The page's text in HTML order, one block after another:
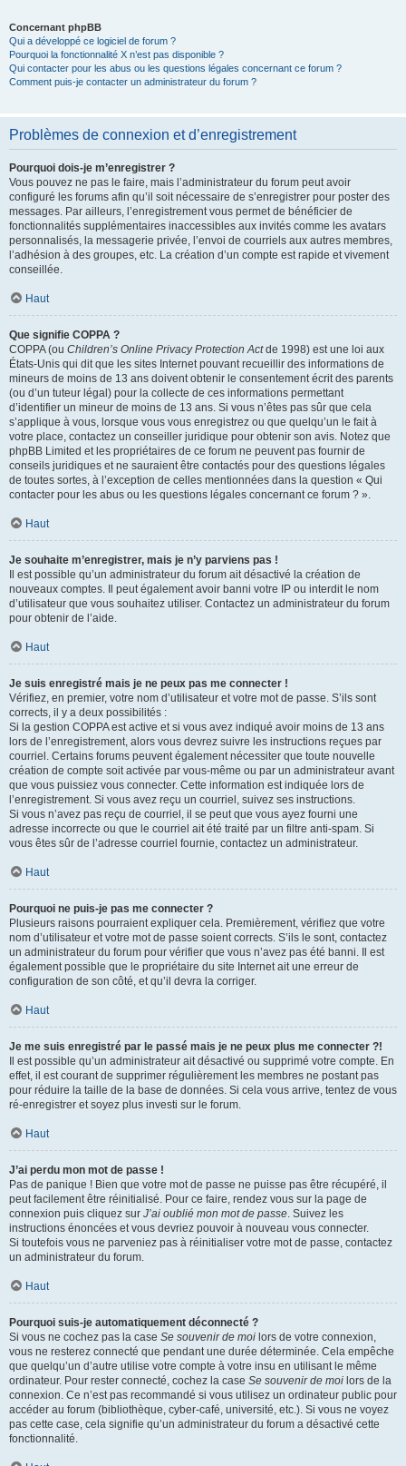
Concernant phpBB
Qui a développé ce logiciel de forum ?
Pourquoi la fonctionnalité X n’est pas disponible ?
Qui contacter pour les abus ou les questions légales concernant ce forum ?
Comment puis-je contacter un administrateur du forum ?
Problèmes de connexion et d’enregistrement
Pourquoi dois-je m’enregistrer ?
Vous pouvez ne pas le faire, mais l’administrateur du forum peut avoir
configuré les forums afin qu’il soit nécessaire de s’enregistrer pour poster des
messages. Par ailleurs, l’enregistrement vous permet de bénéficier de
fonctionnalités supplémentaires inaccessibles aux invités comme les avatars
personnalisés, la messagerie privée, l’envoi de courriels aux autres membres,
l’adhésion à des groupes, etc. La création d’un compte est rapide et vivement
conseillée.
Haut
Que signifie COPPA ?
COPPA (ou Children’s Online Privacy Protection Actde 1998) est une loi aux
États-Unis qui dit que les sites Internet pouvant recueillir des informations de
mineurs de moins de 13 ans doivent obtenir le consentement écrit des parents
(ou d’un tuteur légal) pour la collecte de ces informations permettant
d’identifier un mineur de moins de 13 ans. Si vous n’êtes pas sûr que cela
s’applique à vous, lorsque vous vous enregistrez ou que quelqu’un le fait à
votre place, contactez un conseiller juridique pour obtenir son avis. Notez que
phpBB Limited et les propriétaires de ce forum ne peuvent pas fournir de
conseils juridiques et ne sauraient être contactés pour des questions légales
de toutes sortes, à l’exception de celles mentionnées dans la question « Qui
contacter pour les abus ou les questions légales concernant ce forum ? ».
Haut
Je souhaite m’enregistrer, mais je n’y parviens pas !
Il est possible qu’un administrateur du forum ait désactivé la création de
nouveaux comptes. Il peut également avoir banni votre IP ou interdit le nom
d’utilisateur que vous souhaitez utiliser. Contactez un administrateur du forum
pour obtenir de l’aide.
Haut
Je suis enregistré mais je ne peux pas me connecter !
Vérifiez, en premier, votre nom d’utilisateur et votre mot de passe. S’ils sont
corrects, il y a deux possibilités :
Si la gestion COPPA est active et si vous avez indiqué avoir moins de 13 ans
lors de l’enregistrement, alors vous devrez suivre les instructions reçues par
courriel. Certains forums peuvent également nécessiter que toute nouvelle
création de compte soit activée par vous-même ou par un administrateur avant
que vous puissiez vous connecter. Cette information est indiquée lors de
l’enregistrement. Si vous avez reçu un courriel, suivez ses instructions.
Si vous n’avez pas reçu de courriel, il se peut que vous ayez fourni une
adresse incorrecte ou que le courriel ait été traité par un filtre anti-spam. Si
vous êtes sûr de l’adresse courriel fournie, contactez un administrateur.
Haut
Pourquoi ne puis-je pas me connecter ?
Plusieurs raisons pourraient expliquer cela. Premièrement, vérifiez que votre
nom d’utilisateur et votre mot de passe soient corrects. S’ils le sont, contactez
un administrateur du forum pour vérifier que vous n’avez pas été banni. Il est
également possible que le propriétaire du site Internet ait une erreur de
configuration de son côté, et qu’il devra la corriger.
Haut
Je me suis enregistré par le passé mais je ne peux plus me connecter ?!
Il est possible qu’un administrateur ait désactivé ou supprimé votre compte. En
effet, il est courant de supprimer régulièrement les membres ne postant pas
pour réduire la taille de la base de données. Si cela vous arrive, tentez de vous
ré-enregistrer et soyez plus investi sur le forum.
Haut
J’ai perdu mon mot de passe !
Pas de panique ! Bien que votre mot de passe ne puisse pas être récupéré, il
peut facilement être réinitialisé. Pour ce faire, rendez vous sur la page de
connexion puis cliquez sur J’ai oublié mon mot de passe. Suivez les
instructions énoncées et vous devriez pouvoir à nouveau vous connecter.
Si toutefois vous ne parveniez pas à réinitialiser votre mot de passe, contactez
un administrateur du forum.
Haut
Pourquoi suis-je automatiquement déconnecté ?
Si vous ne cochez pas la case Se souvenir de moi lors de votre connexion,
vous ne resterez connecté que pendant une durée déterminée. Cela empêche
que quelqu’un d’autre utilise votre compte à votre insu en utilisant le même
ordinateur. Pour rester connecté, cochez la case Se souvenir de moi lors de la
connexion. Ce n’est pas recommandé si vous utilisez un ordinateur public pour
accéder au forum (bibliothèque, cyber-café, université, etc.). Si vous ne voyez
pas cette case, cela signifie qu’un administrateur du forum a désactivé cette
fonctionnalité.